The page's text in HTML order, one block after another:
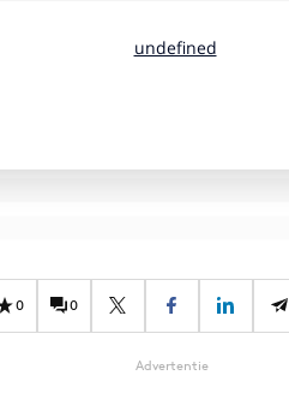
0 0
Advertentie